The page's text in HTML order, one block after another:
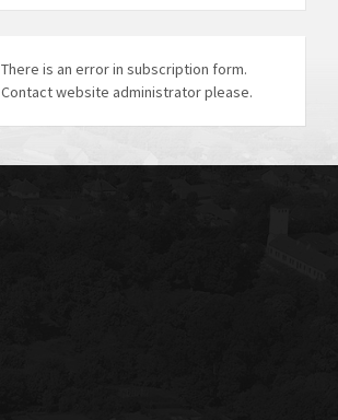
There is an error in subscription form.
Contact website administrator please.